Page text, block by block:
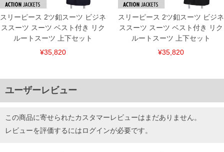
スリーピース 2ツ釦スーツ ビジネ
ススーツ スーツ ベスト付き リク
ルートスーツ 上下セット
¥35,820
スリーピース 2ツ釦スーツ ビジネ
ススーツ スーツ ベスト付き リク
ルートスーツ 上下セット
¥35,820
ユーザーレビュー
この商品に寄せられたカスタマーレビューはまだありません。
レビューを評価するにはログインが必要です。